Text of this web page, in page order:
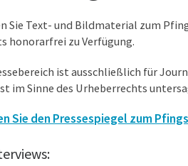
Sie Text- und Bildmaterial zum
honorarfrei zu Verfügung.
ist ausschließlich für
im Sinne des Urheberrechts
Sie den Pressespiegel zum